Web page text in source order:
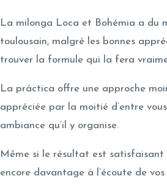
La milonga Loca et Bohémia a du
toulousain, malgré les bonnes
trouver la formule qui la fera
La práctica offre une approche
appréciée par la moitié d’entre
ambiance qu’il y organise.
Même si le résultat est satisfaisant
encore davantage à l’écoute de